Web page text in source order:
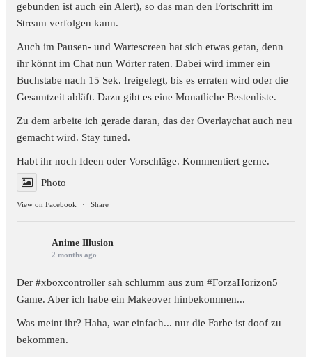
gebunden ist auch ein Alert), so das man den Fortschritt im
Stream verfolgen kann.
Auch im Pausen- und Wartescreen hat sich etwas getan, denn
ihr könnt im Chat nun Wörter raten. Dabei wird immer ein
Buchstabe nach 15 Sek. freigelegt, bis es erraten wird oder die
Gesamtzeit abläft. Dazu gibt es eine Monatliche Bestenliste.
Zu dem arbeite ich gerade daran, das der Overlaychat auch neu
gemacht wird. Stay tuned.
Habt ihr noch Ideen oder Vorschläge. Kommentiert gerne.
Photo
View on Facebook · Share
Anime Illusion
2 months ago
Der #xboxcontroller sah schlumm aus zum#ForzaHorizon5
Game. Aber ich habe ein Makeover hinbekommen...
Was meint ihr? Haha, war einfach... nur die Farbe ist doof zu
bekommen.